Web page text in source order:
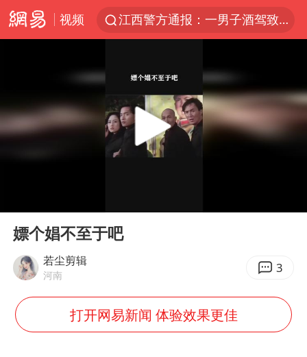
视频
江西警方通报：一男子酒驾致7人受伤
王传君 《披荆斩棘》
独闯南太行的失联女生最后轨迹已确认
上门女婿出轨女邻居多年被判重婚罪
上海全力守护市民“菜篮子”
Play
嫖个娼不至于吧
若尘剪辑
河南 3
打开网易新闻 体验效果更佳